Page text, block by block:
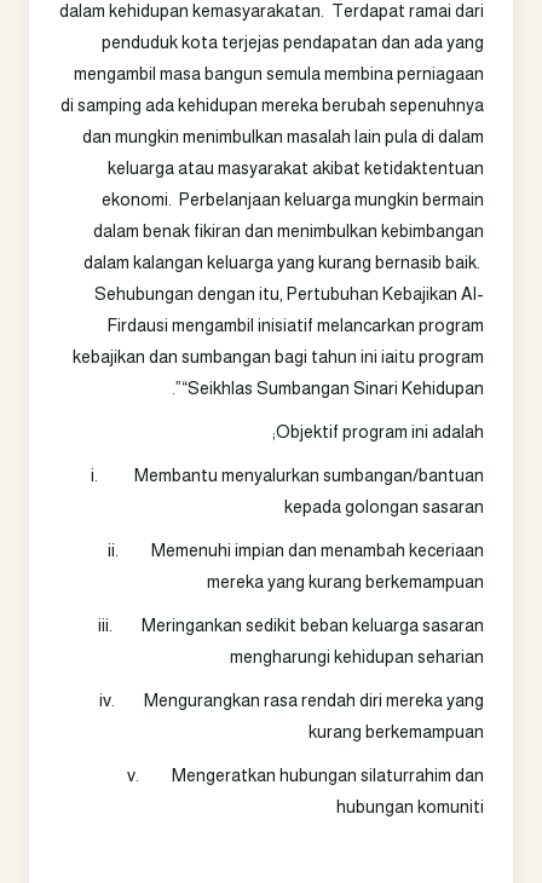
dalam kehidupan kemasyarakatan. Terdapat ramai dari
penduduk kota terjejas pendapatan dan ada yang
mengambil masa bangun semula membina perniagaan
di samping ada kehidupan mereka berubah sepenuhnya
dan mungkin menimbulkan masalah lain pula di dalam
keluarga atau masyarakat akibat ketidaktentuan
ekonomi. Perbelanjaan keluarga mungkin bermain
dalam benak fikiran dan menimbulkan kebimbangan
dalam kalangan keluarga yang kurang bernasib baik.
Sehubungan dengan itu, Pertubuhan Kebajikan Al-
Firdausi mengambil inisiatif melancarkan program
kebajikan dan sumbangan bagi tahun ini iaitu program
“Seikhlas Sumbangan Sinari Kehidupan”.
Objektif program ini adalah;
i. Membantu menyalurkan sumbangan/bantuan
kepada golongan sasaran
ii. Memenuhi impian dan menambah keceriaan
mereka yang kurang berkemampuan
iii. Meringankan sedikit beban keluarga sasaran
mengharungi kehidupan seharian
iv. Mengurangkan rasa rendah diri mereka yang
kurang berkemampuan
v. Mengeratkan hubungan silaturrahim dan
hubungan komuniti